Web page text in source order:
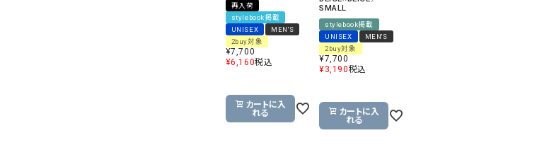
CUBE SUGAR（キューブシュガー）
CONVERSE ALL STAR（コンバースオー
Champion（チャンピオン）
Deck（ディック）
再入荷
stylebook掲載
UNISEX
MEN'S
2buy対象
¥7,700
¥6,160税込
カートに入
れる
SMALL
stylebook掲載
UNISEX
MEN'S
2buy対象
¥7,700
¥3,190税込
カートに入
れる